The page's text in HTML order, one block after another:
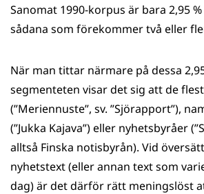
Sanomat 1990-korpus är bara 2,95
sådana som förekommer två eller
När man tittar närmare på dessa
segmenteten visar det sig att de
(”Meriennuste”, sv. ”Sjörapport”),
(”Jukka Kajava”) eller nyhetsbyråer
alltså Finska notisbyrån). Vid
nyhetstext (eller annan text som
dag) är det därför rätt meningslöst